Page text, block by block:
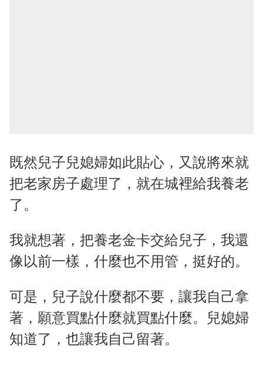
既然兒子兒媳婦如此貼心，又說將來就
把老家房子處理了，就在城裡給我養老
了。
我就想著，把養老金卡交給兒子，我還
像以前一樣，什麼也不用管，挺好的。
可是，兒子說什麼都不要，讓我自己拿
著，願意買點什麼就買點什麼。兒媳婦
知道了，也讓我自己留著。